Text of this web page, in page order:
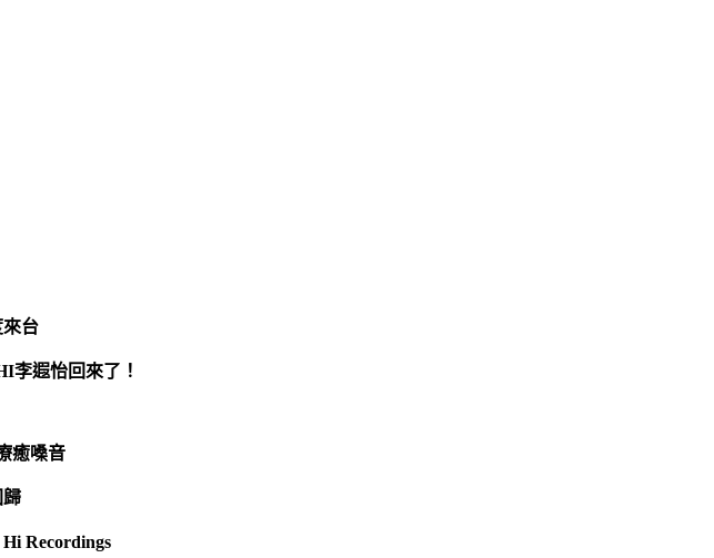
來台
李遐怡回來了！
癒嗓音
歸
Recordings